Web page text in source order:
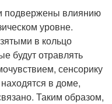
подвержены влиянию
уровне.
в кольцо
будут отравлять
сенсорику
в доме,
Таким образом,